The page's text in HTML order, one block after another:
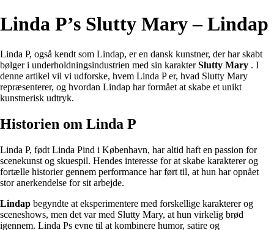
Linda P’s Slutty Mary – Lindap
Linda P, også kendt som Lindap, er en dansk kunstner, der har skabt
bølger i underholdningsindustrien med sin karakterSlutty Mary . I
denne artikel vil vi udforske, hvem Linda P er, hvad Slutty Mary
repræsenterer, og hvordan Lindap har formået at skabe et unikt
kunstnerisk udtryk.
Historien om Linda P
Linda P, født Linda Pind i København, har altid haft en passion for
scenekunst og skuespil. Hendes interesse for at skabe karakterer og
fortælle historier gennem performance har ført til, at hun har opnået
stor anerkendelse for sit arbejde.
Lindap begyndte at eksperimentere med forskellige karakterer og
sceneshows, men det var med Slutty Mary, at hun virkelig brød
igennem. Linda Ps evne til at kombinere humor, satire og